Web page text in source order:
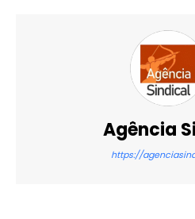
Agência
https://